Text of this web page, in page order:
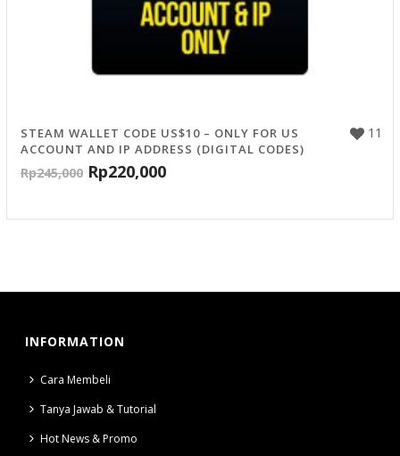
11
STEAM WALLET CODE US$10 – ONLY FOR US
ACCOUNT AND IP ADDRESS (DIGITAL CODES)
Rp245,000 Rp220,000
INFORMATION
Cara Membeli
Tanya Jawab & Tutorial
Hot News & Promo